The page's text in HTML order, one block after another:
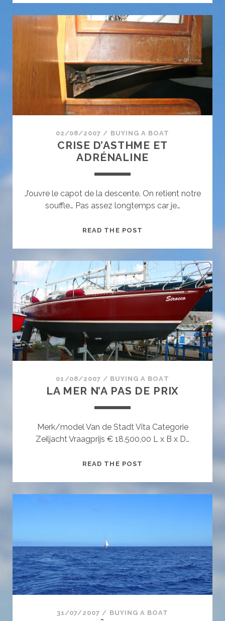
ELASTIQUE
02/08/2007 / BUYING A BOAT
CRISE D’ASTHME ET
ADRÉNALINE
J’ouvre le capot de la descente. On retient notre
souffle… Pas assez longtemps car je…
READ THE POST
ADRÉNALINE
01/08/2007 / BUYING A BOAT
LA MER N’A PAS DE PRIX
Merk/model Van de Stadt Vita Categorie
Zeiljacht Vraagprijs € 18.500,00 L x B x D…
READ THE POST
N’A
31/07/2007 / BUYING A BOAT